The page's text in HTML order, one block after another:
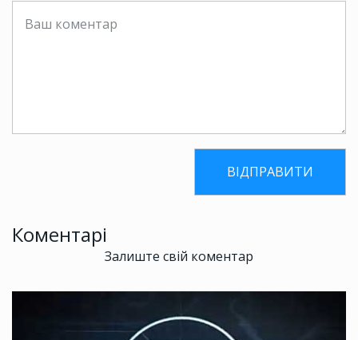
Коментарі
Залиште свій коментар